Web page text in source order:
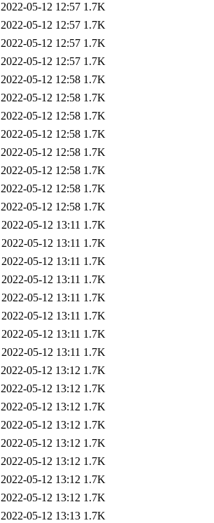
2022-05-12 12:57 1.7K
2022-05-12 12:57 1.7K
2022-05-12 12:57 1.7K
2022-05-12 12:57 1.7K
2022-05-12 12:58 1.7K
2022-05-12 12:58 1.7K
2022-05-12 12:58 1.7K
2022-05-12 12:58 1.7K
2022-05-12 12:58 1.7K
2022-05-12 12:58 1.7K
2022-05-12 12:58 1.7K
2022-05-12 12:58 1.7K
2022-05-12 13:11 1.7K
2022-05-12 13:11 1.7K
2022-05-12 13:11 1.7K
2022-05-12 13:11 1.7K
2022-05-12 13:11 1.7K
2022-05-12 13:11 1.7K
2022-05-12 13:11 1.7K
2022-05-12 13:11 1.7K
2022-05-12 13:12 1.7K
2022-05-12 13:12 1.7K
2022-05-12 13:12 1.7K
2022-05-12 13:12 1.7K
2022-05-12 13:12 1.7K
2022-05-12 13:12 1.7K
2022-05-12 13:12 1.7K
2022-05-12 13:12 1.7K
2022-05-12 13:13 1.7K